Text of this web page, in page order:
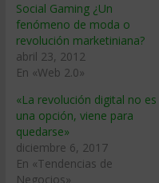
Social Gaming ¿Un
fenómeno de moda o
revolución marketiniana?
abril 23, 2012
En «Web 2.0»
«La revolución digital no es
una opción, viene para
quedarse»
diciembre 6, 2017
En «Tendencias de
Negocios»